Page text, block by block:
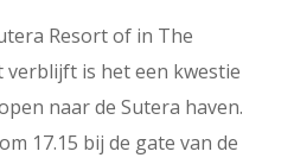
Resort of in The
verblijft is het een kwestie
naar de Sutera haven.
17.15 bij de gate van de